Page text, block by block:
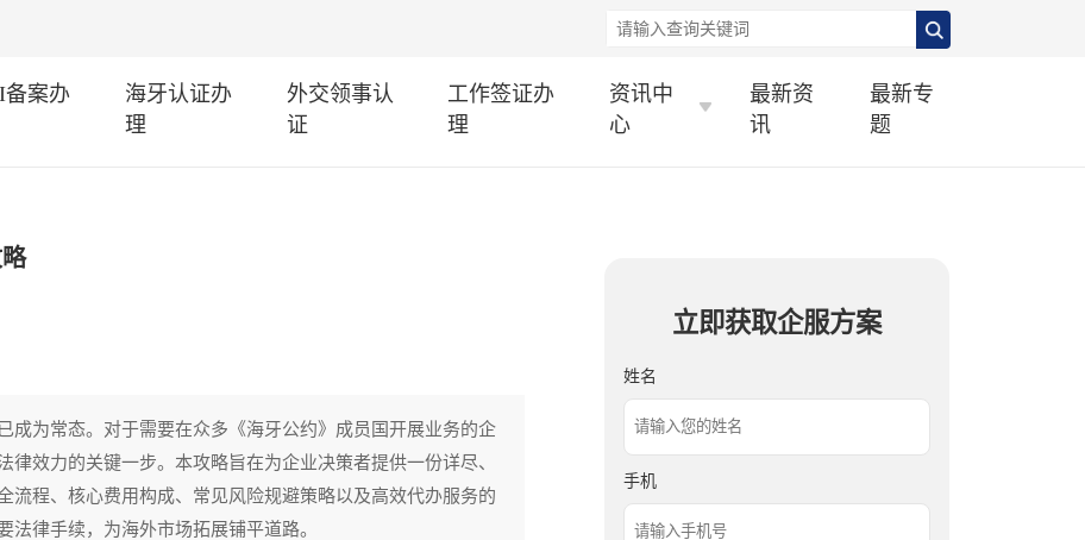
备案办
海牙认证办
理
外交领事认
证
工作签证办
理
资讯中
心
最新资
讯
最新专
题
成为常态。对于需要在众多《海牙公约》成员国开展业务的企
效力的关键一步。本攻略旨在为企业决策者提供一份详尽、
流程、核心费用构成、常见风险规避策略以及高效代办服务的
律手续，为海外市场拓展铺平道路。
立即获取企服方案
姓名
手机